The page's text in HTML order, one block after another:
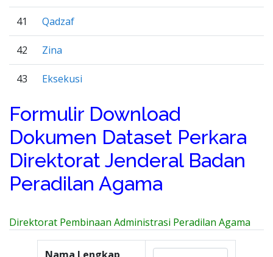
41 Qadzaf
42 Zina
43 Eksekusi
Formulir Download
Dokumen Dataset Perkara
Direktorat Jenderal Badan
Peradilan Agama
Direktorat Pembinaan Administrasi Peradilan Agama